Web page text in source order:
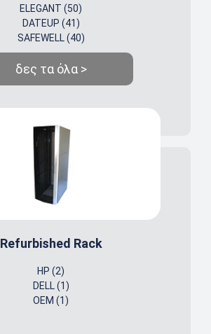
ELEGANT (50)
DATEUP (41)
SAFEWELL (40)
δες τα όλα >
Refurbished Rack
HP (2)
DELL (1)
OEM (1)